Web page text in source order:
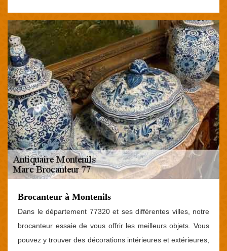
Brocanteur à Montenils
Dans le département 77320 et ses différentes villes, notre
brocanteur essaie de vous offrir les meilleurs objets. Vous
pouvez y trouver des décorations intérieures et extérieures,